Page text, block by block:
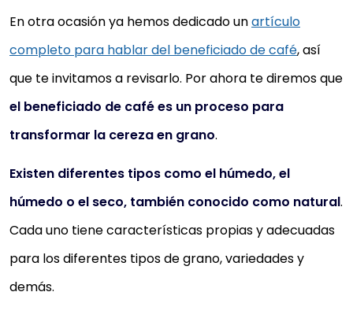
En otra ocasión ya hemos dedicado unartículo
completo para hablar del beneficiado de café, así
que te invitamos a revisarlo. Por ahora te diremos que
el beneficiado de café es un proceso para
transformar la cereza en grano.
Existen diferentes tipos como el húmedo, el
húmedo o el seco, también conocido como natural.
Cada uno tiene características propias y adecuadas
para los diferentes tipos de grano, variedades y
demás.